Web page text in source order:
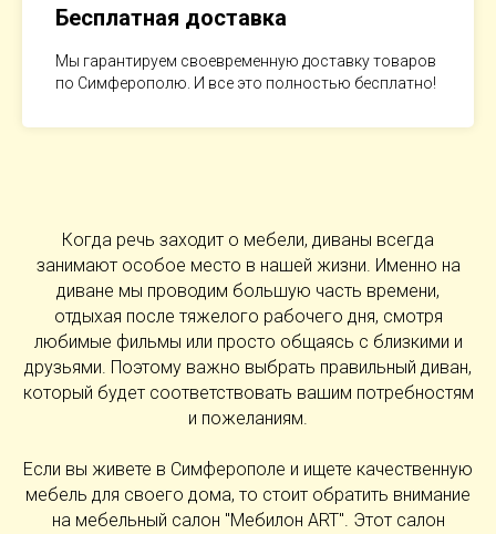
Бесплатная доставка
Мы гарантируем своевременную доставку товаров
по Симферополю. И все это полностью бесплатно!
Когда речь заходит о мебели, диваны всегда
занимают особое место в нашей жизни. Именно на
диване мы проводим большую часть времени,
отдыхая после тяжелого рабочего дня, смотря
любимые фильмы или просто общаясь с близкими и
друзьями. Поэтому важно выбрать правильный диван,
который будет соответствовать вашим потребностям
и пожеланиям.
Если вы живете в Симферополе и ищете качественную
мебель для своего дома, то стоит обратить внимание
на мебельный салон "Мебилон ART". Этот салон